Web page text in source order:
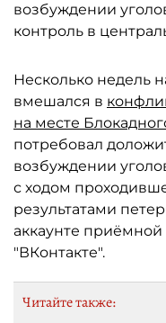
возбуждении
контроль в
Несколько недель
вмешался в
на месте
потребовал
возбуждении
с ходом
результатами
аккаунте приёмной
"ВКонтакте".
Читайте также: